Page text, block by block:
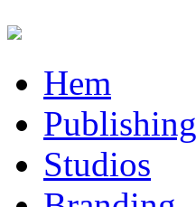
Hem
Publishing
Studios